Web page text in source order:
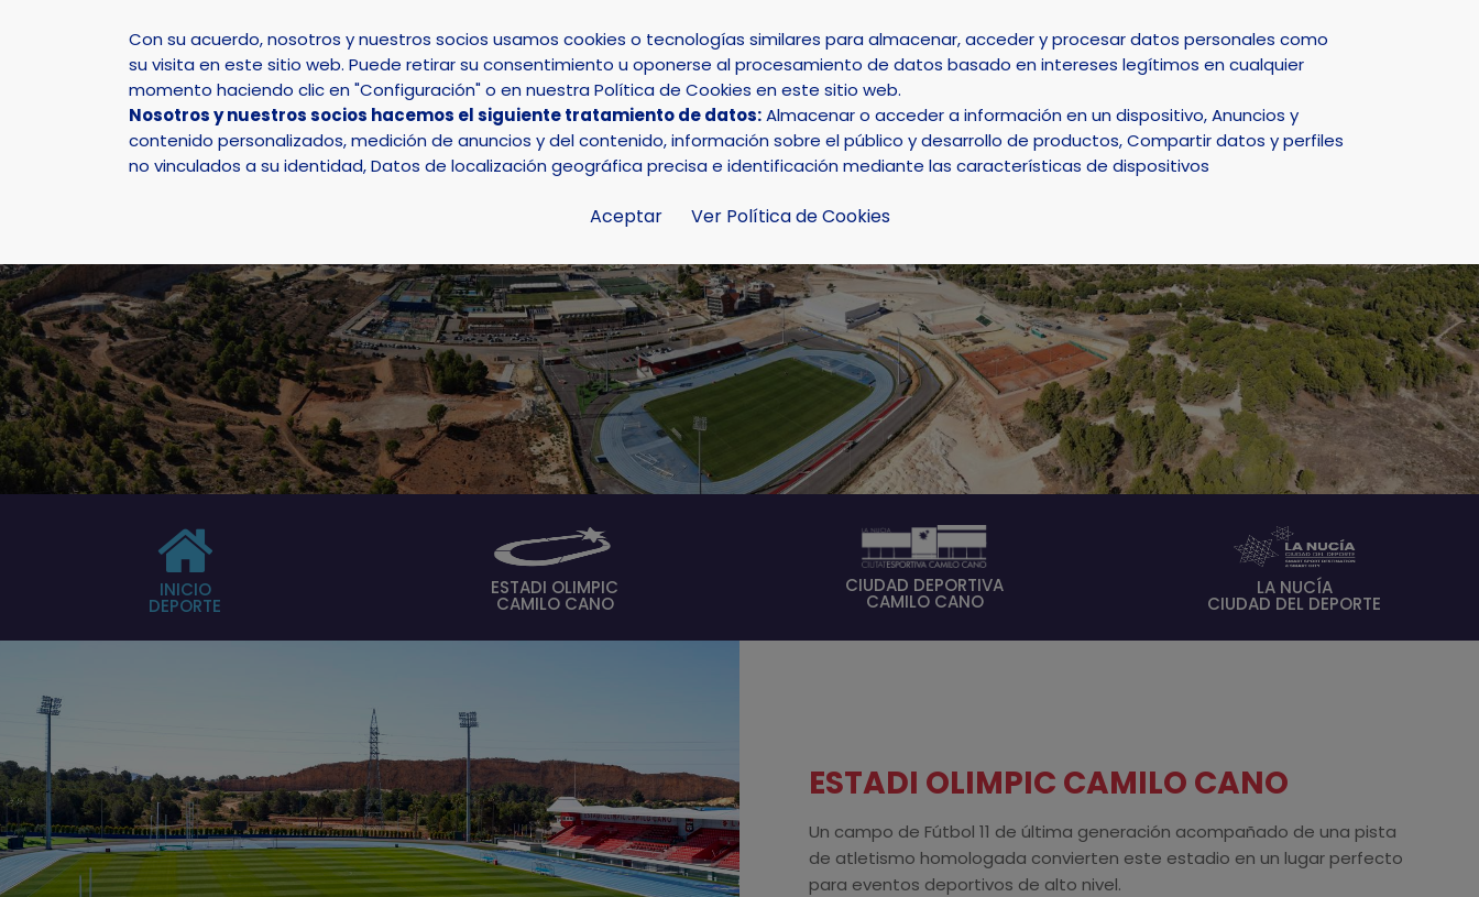
Select Language
INICIO AYUNTAMIENTO LA NUCÍA DEPORTE NATURALEZA SMART CITY
Con su acuerdo, nosotros y nuestros socios usamos cookies o tecnologías similares para almacenar, acceder y procesar datos personales como
su visita en este sitio web. Puede retirar su consentimiento u oponerse al procesamiento de datos basado en intereses legítimos en cualquier
momento haciendo clic en "Configuración" o en nuestra Política de Cookies en este sitio web.
Nosotros y nuestros socios hacemos el siguiente tratamiento de datos:Almacenar o acceder a información en un dispositivo, Anuncios y
contenido personalizados, medición de anuncios y del contenido, información sobre el público y desarrollo de productos, Compartir datos y perfiles
no vinculados a su identidad, Datos de localización geográfica precisa e identificación mediante las características de dispositivos
Aceptar Ver Política de Cookies
Deporte
INICIO
DEPORTE
ESTADI OLIMPIC
CAMILO CANO
CIUDAD DEPORTIVA
CAMILO CANO
LA NUCÍA
CIUDAD DEL DEPORTE
ESTADI OLIMPIC CAMILO CANO
Un campo de Fútbol 11 de última generación acompañado de una pista
de atletismo homologada convierten este estadio en un lugar perfecto
para eventos deportivos de alto nivel.